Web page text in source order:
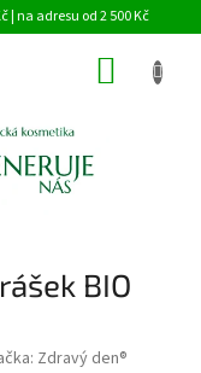
| na adresu od 2 500 Kč
BIO
Zdravý den®